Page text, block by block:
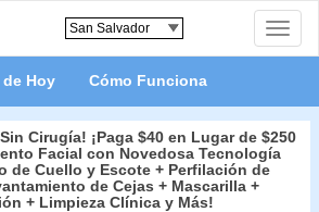
Toggle
Hoy Cómo Funciona
Cirugía! ¡Paga $40 en Lugar de $250
Facial con Novedosa Tecnología
de Cuello y Escote + Perfilación de
de Cejas + Mascarilla +
+ Limpieza Clínica y Más!